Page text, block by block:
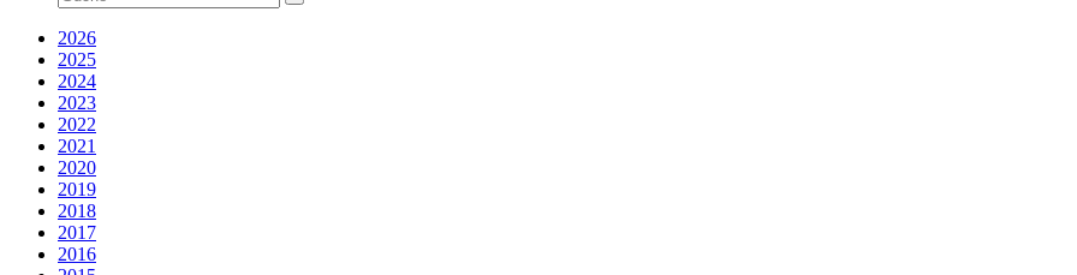
2026
2025
2024
2023
2022
2021
2020
2019
2018
2017
2016